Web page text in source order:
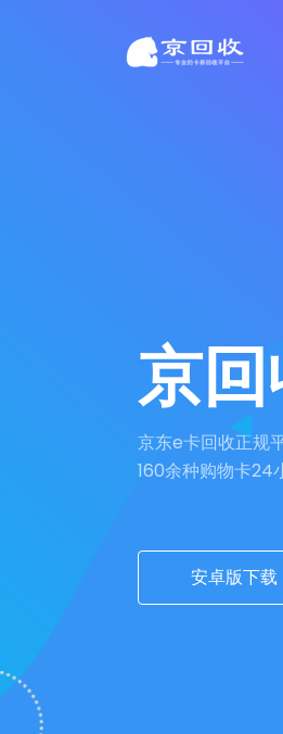
京
京东e卡回收正规
160余种购物卡24
安卓版下载